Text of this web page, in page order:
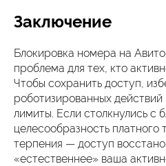
Заключение
Блокировка номера на
проблема для тех, кто
Чтобы сохранить доступ,
роботизированных
лимиты. Если столкнулись с
целесообразность
терпения — доступ
«естественнее» ваша